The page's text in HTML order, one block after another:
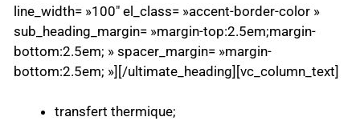
line_width= »100″ el_class= »accent-border-color »
sub_heading_margin= »margin-top:2.5em;margin-
bottom:2.5em; » spacer_margin= »margin-
bottom:2.5em; »][/ultimate_heading][vc_column_text]
transfert thermique;